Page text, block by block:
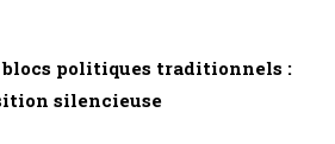
blocs politiques traditionnels :
silencieuse